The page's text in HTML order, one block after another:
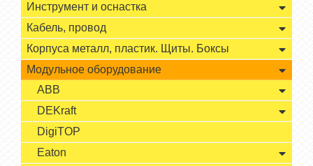
Инструмент и оснастка
Кабель, провод
Корпуса металл, пластик. Щиты. Боксы
Модульное оборудование
ABB
DEKraft
DigiTOP
Eaton